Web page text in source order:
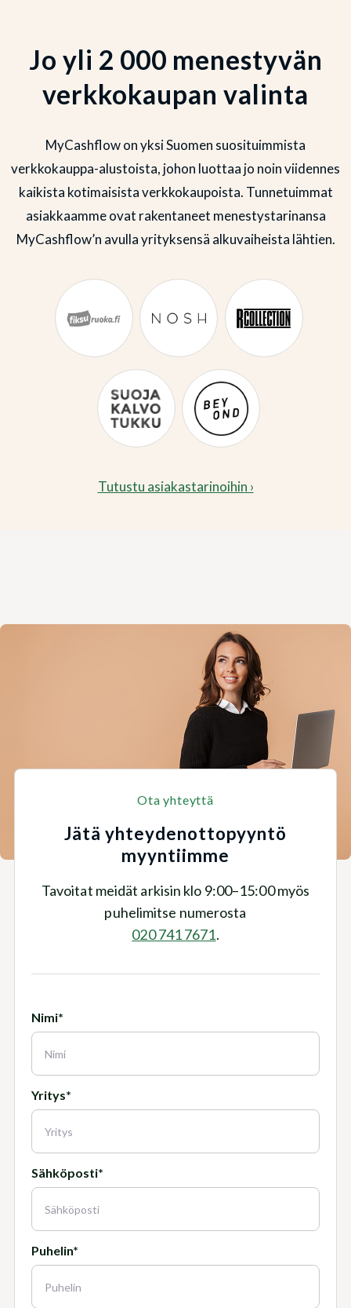
Jo yli 2 000 menestyvän
verkkokaupan valinta
MyCashflow on yksi Suomen suosituimmista
verkkokauppa-alustoista, johon luottaa jo noin viidennes
kaikista kotimaisista verkkokaupoista. Tunnetuimmat
asiakkaamme ovat rakentaneet menestystarinansa
MyCashflow’n avulla yrityksensä alkuvaiheista lähtien.
Tutustu asiakastarinoihin ›
Ota yhteyttä
Jätä yhteydenottopyyntö
myyntiimme
Tavoitat meidät arkisin klo 9:00–15:00 myös
puhelimitse numerosta
020 741 7671.
Nimi*
Yritys*
Sähköposti*
Puhelin*